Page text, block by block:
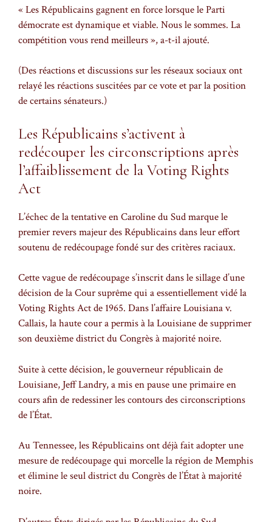
« Les Républicains gagnent en force lorsque le Parti
démocrate est dynamique et viable. Nous le sommes. La
compétition vous rend meilleurs », a-t-il ajouté.
(Des réactions et discussions sur les réseaux sociaux ont
relayé les réactions suscitées par ce vote et par la position
de certains sénateurs.)
Les Républicains s’activent à
redécouper les circonscriptions après
l’affaiblissement de la Voting Rights
Act
L’échec de la tentative en Caroline du Sud marque le
premier revers majeur des Républicains dans leur effort
soutenu de redécoupage fondé sur des critères raciaux.
Cette vague de redécoupage s’inscrit dans le sillage d’une
décision de la Cour suprême qui a essentiellement vidé la
Voting Rights Act de 1965. Dans l’affaire Louisiana v.
Callais, la haute cour a permis à la Louisiane de supprimer
son deuxième district du Congrès à majorité noire.
Suite à cette décision, le gouverneur républicain de
Louisiane, Jeff Landry, a mis en pause une primaire en
cours afin de redessiner les contours des circonscriptions
de l’État.
Au Tennessee, les Républicains ont déjà fait adopter une
mesure de redécoupage qui morcelle la région de Memphis
et élimine le seul district du Congrès de l’État à majorité
noire.